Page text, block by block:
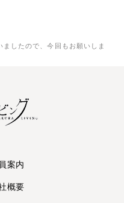
したので、今回もお願いしま
案内
概要